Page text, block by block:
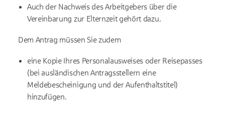
Auch der Nachweis des Arbeitgebers über die
Vereinbarung zur Elternzeit gehört dazu.
Dem Antrag müssen Sie zudem
eine Kopie Ihres Personalausweises oder Reisepasses
(bei ausländischen Antragsstellern eine
Meldebescheinigung und der Aufenthaltstitel)
hinzufügen.